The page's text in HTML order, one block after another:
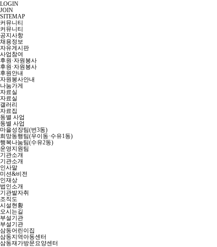
LOGIN
JOIN
SITEMAP
커뮤니티
커뮤니티
공지사항
채용정보
자유게시판
사업참여
후원·자원봉사
후원·자원봉사
후원안내
자원봉사안내
나눔가게
자료실
자료실
갤러리
자료집
동별 사업
동별 사업
마을성장팀(번3동)
희망동행팀(우이동·수유1동)
행복나눔팀(수유2동)
운영지원팀
기관소개
기관소개
인사말
미션&비전
인재상
법인소개
기관발자취
조직도
시설현황
오시는길
부설기관
부설기관
삼동어린이집
삼동지역아동센터
삼동재가방문요양센터